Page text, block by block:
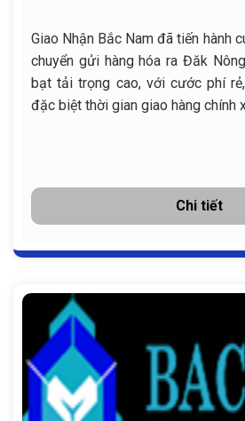
Giao Nhận Bắc Nam đã tiến hành
chuyển gửi hàng hóa ra Đăk
bạt tải trọng cao, với cước phí
đặc biệt thời gian giao hàng chính
Chi tiết